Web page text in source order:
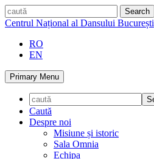
Skip
to
caută
Centrul Național al Dansului București
RO
EN
Primary Menu
Caută
Despre noi
Misiune și istoric
Sala Omnia
Echipa